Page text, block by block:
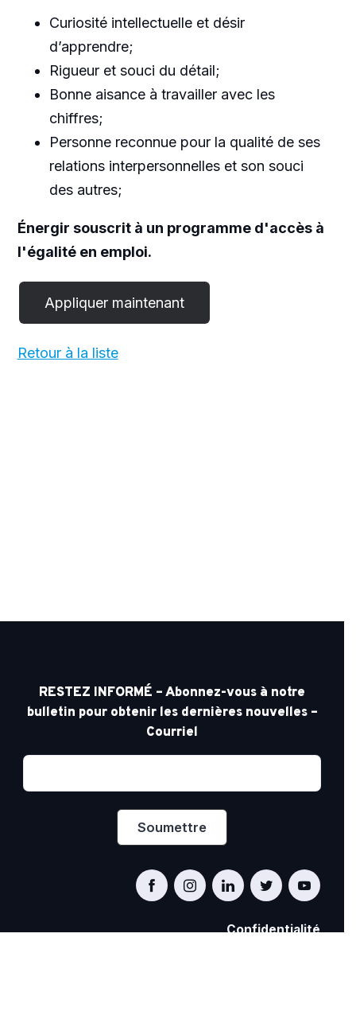
Curiosité intellectuelle et désir
d’apprendre;
Rigueur et souci du détail;
Bonne aisance à travailler avec les
chiffres;
Personne reconnue pour la qualité de ses
relations interpersonnelles et son souci
des autres;
Énergir souscrit à un programme d'accès à
l'égalité en emploi.
Retour à la liste
RESTEZ INFORMÉ – Abonnez-vous à notre
bulletin pour obtenir les dernières nouvelles –
Courriel
Confidentialité